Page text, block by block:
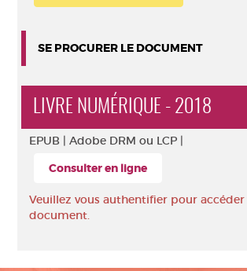
SE PROCURER LE DOCUMENT
LIVRE NUMÉRIQUE - 2018
EPUB | Adobe DRM ou LCP |
Consulter en ligne
Veuillez vous authentifier pour accéder
document.